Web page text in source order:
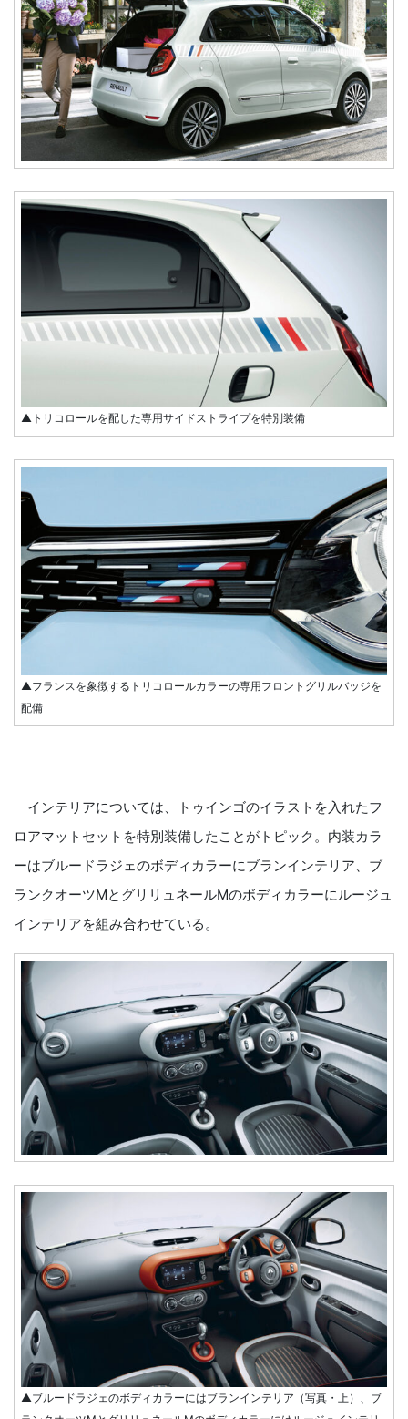
▲トリコロールを配した専用サイドストライプを特別装備
▲フランスを象徴するトリコロールカラーの専用フロントグリルバッジを
配備
インテリアについては、トゥインゴのイラストを入れたフ
ロアマットセットを特別装備したことがトピック。内装カラ
ーはブルードラジェのボディカラーにブランインテリア、ブ
ランクオーツMとグリリュネールMのボディカラーにルージュ
インテリアを組み合わせている。
▲ブルードラジェのボディカラーにはブランインテリア（写真・上）、ブ